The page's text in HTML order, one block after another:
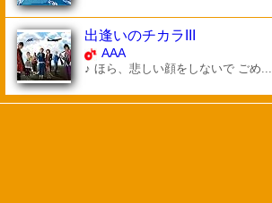
出逢いのチカラIII
AAA
♪ ほら、悲しい顔をしないで ごめ...